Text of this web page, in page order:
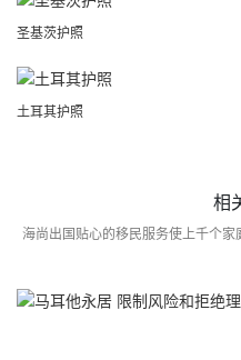
圣基茨护照
土耳其护照
相
海尚出国贴心的移民服务使上千个